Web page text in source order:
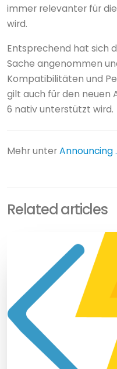
immer relevanter für
wird.
Entsprechend hat sich
Sache angenommen
Kompatibilitäten und
gilt auch für den neuen
6 nativ unterstützt wird.
Mehr unterAnnouncing
Related articles